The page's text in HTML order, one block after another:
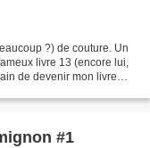
?) de couture. Un
livre 13 (encore lui,
de devenir mon livre
#1